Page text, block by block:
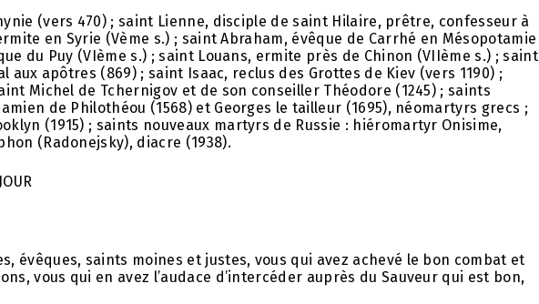
(vers 470) ; saint Lienne, disciple de saint Hilaire, prêtre, confesseur à
en Syrie (Vème s.) ; saint Abraham, évêque de Carrhé en Mésopotamie
du Puy (VIème s.) ; saint Louans, ermite près de Chinon (VIIème s.) ; saint
aux apôtres (869) ; saint Isaac, reclus des Grottes de Kiev (vers 1190) ;
Michel de Tchernigov et de son conseiller Théodore (1245) ; saints
de Philothéou (1568) et Georges le tailleur (1695), néomartyrs grecs ;
(1915) ; saints nouveaux martyrs de Russie : hiéromartyr Onisime,
(Radonejsky), diacre (1938).
évêques, saints moines et justes, vous qui avez achevé le bon combat et
vous qui en avez l’audace d’intercéder auprès du Sauveur qui est bon,